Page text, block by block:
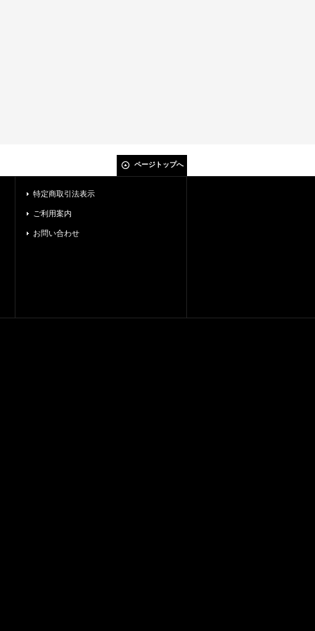
ページトップへ
特定商取引法表示
ご利用案内
お問い合わせ